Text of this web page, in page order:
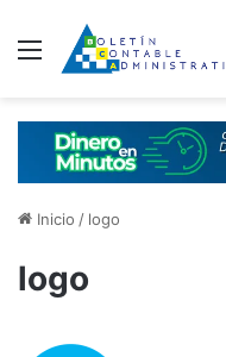
Menú
Inicio / logo
logo